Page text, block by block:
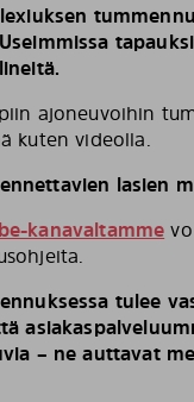
ajoneuvoihin
kuten videolla.
lasien
kanavaltamme
tulee
– ne auttavat